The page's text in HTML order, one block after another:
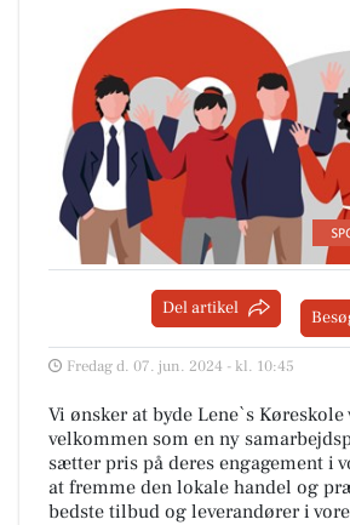
Del artikel
Fredag d. 07. jun. 2024 - kl. 10:45
Vi ønsker at byde Lene`s Køreskole
velkommen som en ny
sætter pris på deres engagement i
at fremme den lokale handel og
bedste tilbud og leverandører i